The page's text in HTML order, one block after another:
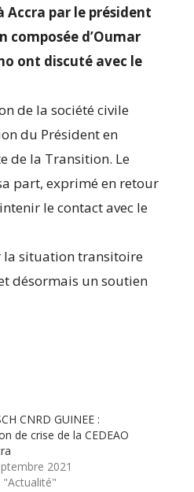
Accra par le président
composée d’Oumar
ont discuté avec le
de la société civile
du Président en
de la Transition. Le
part, exprimé en retour
le contact avec le
la situation transitoire
désormais un soutien
CNRD GUINEE :
de crise de la CEDEAO
2021
"Actualité"